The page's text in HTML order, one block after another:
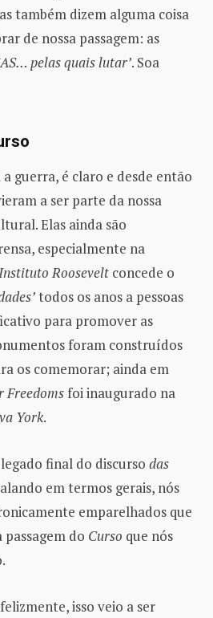
também dizem alguma coisa
de nossa passagem: as
pelas quais lutar’. Soa
guerra, é claro e desde então
a ser parte da nossa
Elas ainda são
especialmente na
Roosevelt concede o
todos os anos a pessoas
para promover as
foram construídos
os comemorar; ainda em
Freedomsfoi inaugurado na
York.
final do discurso das
em termos gerais, nós
emparelhados que
do Curso que nós
isso veio a ser